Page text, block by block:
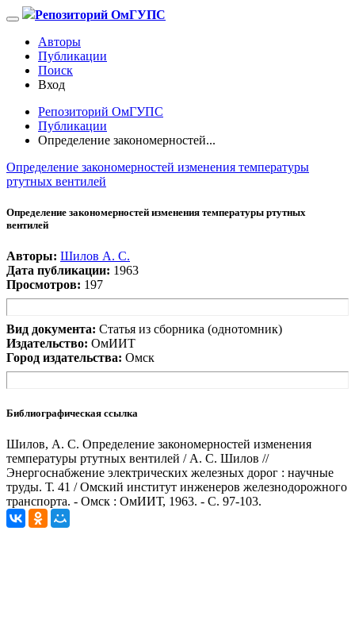
Репозиторий ОмГУПС
Авторы
Публикации
Поиск
Вход
Репозиторий ОмГУПС
Публикации
Определение закономерностей...
Определение закономерностей изменения температуры
ртутных вентилей
Определение закономерностей изменения температуры ртутных
вентилей
Авторы: Шилов А. С.
Дата публикации: 1963
Просмотров: 197
Вид документа: Статья из сборника (однотомник)
Издательство: ОмИИТ
Город издательства: Омск
Библиографическая ссылка
Шилов, А. С. Определение закономерностей изменения
температуры ртутных вентилей / А. С. Шилов //
Энергоснабжение электрических железных дорог : научные
труды. Т. 41 / Омский институт инженеров железнодорожного
транспорта. - Омск : ОмИИТ, 1963. - С. 97-103.